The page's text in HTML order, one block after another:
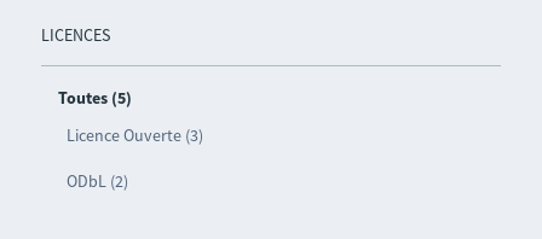
LICENCES
Toutes (5)
Licence Ouverte (3)
ODbL (2)